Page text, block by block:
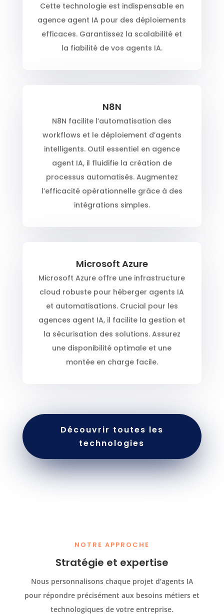
Cette technologie est indispensable en
agence agent IA pour des déploiements
efficaces. Garantissez la scalabilité et
la fiabilité de vos agents IA.
N8N
N8N facilite l’automatisation des
workflows et le déploiement d’agents
intelligents. Outil essentiel en agence
agent IA, il fluidifie la création de
processus automatisés. Augmentez
l’efficacité opérationnelle grâce à des
intégrations simples.
Microsoft Azure
Microsoft Azure offre une infrastructure
cloud robuste pour héberger agents IA
et automatisations. Crucial pour les
agences agent IA, il facilite la gestion et
la sécurisation des solutions. Assurez
une disponibilité optimale et une
montée en charge facile.
Découvrir toutes les
technologies
NOTRE APPROCHE
Stratégie et expertise
Nous personnalisons chaque projet d’agents IA
pour répondre précisément aux besoins métiers et
technologiques de votre entreprise.